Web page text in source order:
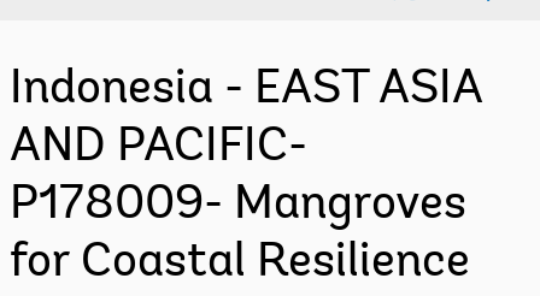
Indonesia - EAST ASIA
AND PACIFIC-
P178009- Mangroves
for Coastal Resilience